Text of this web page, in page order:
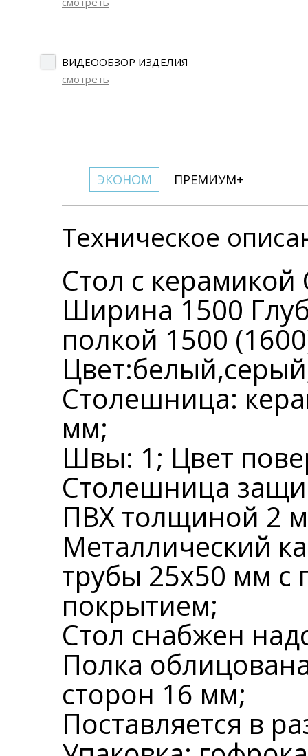
ВИДЕООБЗОР ИЗДЕЛИЯ
смотреть
ЭКОНОМ ПРЕМИУМ+
Техническое
Стол с
Ширина 1500
полкой 1500
Столешница:
мм;
Швы: 1; Цвет
Столешница
ПВХ толщиной 2
Металлический
трубы 25х50 мм
покрытием;
Стол снабжен
Полка
сторон 16 мм;
Поставляется в